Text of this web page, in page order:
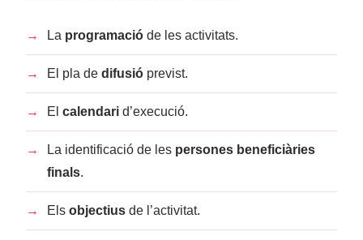
→ La programació de les activitats.
→ El pla de difusió previst.
→ El calendari d’execució.
→ La identificació de les persones beneficiàries
finals.
→ Els objectius de l’activitat.